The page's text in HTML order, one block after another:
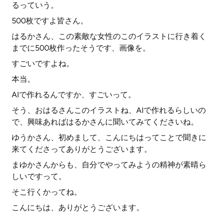
るっていう。
500枚ですよ皆さん。
はるかさん、この素敵な女性のこのイラストに行き着く
までに500枚作ったそうです、画像を。
すごいですよね。
本当。
AIで作れるんですか、すごいって。
そう、おはるさんこのイラストね、AIで作れるらしいの
で、興味あればはるかさんに聞いてみてくださいね。
ゆうかさん、初めまして、こんにちはってことで聞きに
来てくださってありがとうございます。
まゆかさんからも、自分でやってみようの精神が素晴ら
しいですって。
そこ行くかってね。
こんにちは、ありがとうございます。